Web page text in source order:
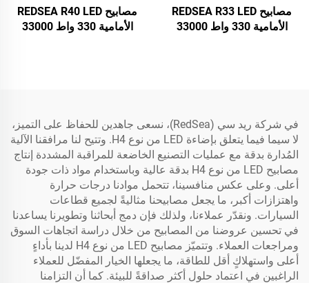
مصابيح REDSEA R33 LED
الأمامية 330 واط 33000
مصابيح REDSEA R40 LED
الأمامية 330 واط 33000
في شركة ريد سي (RedSea)، نسعى جاهدين للحفاظ على التميز،
لا سيما فيما يتعلق بإضاءة LED من نوع H4. وتتيح لنا مرافقنا الآلية
المُدارة بدقة مع عمليات التصنيع الخاضعة للمراقبة المشددة إنتاج
مصابيح LED من نوع H4 بدقة عالية وباستخدام مواد ذات جودة
أعلى. وعلى عكس منافسينا، تتحمل موادنا درجات حرارة
واهتزازات أكبر، ما يجعل مصابيحنا مثاليةً لجميع قطاعات
السيارات. ونقدّر عملاءنا، ولذلك فإن دمج أبحاثنا وتطويرنا يساعدنا
في تحسين عروضنا من المصابيح من خلال دراسة اتجاهات السوق
ومراجعات العملاء. وتتميّز مصابيح LED من نوع H4 لدينا بأداءٍ
أعلى واستهلاكٍ أقل للطاقة، ما يجعلها الخيار المفضّل للعملاء
الراغبين في اعتماد حلول أكثر صداقةً للبيئة. كما أن التزامنا